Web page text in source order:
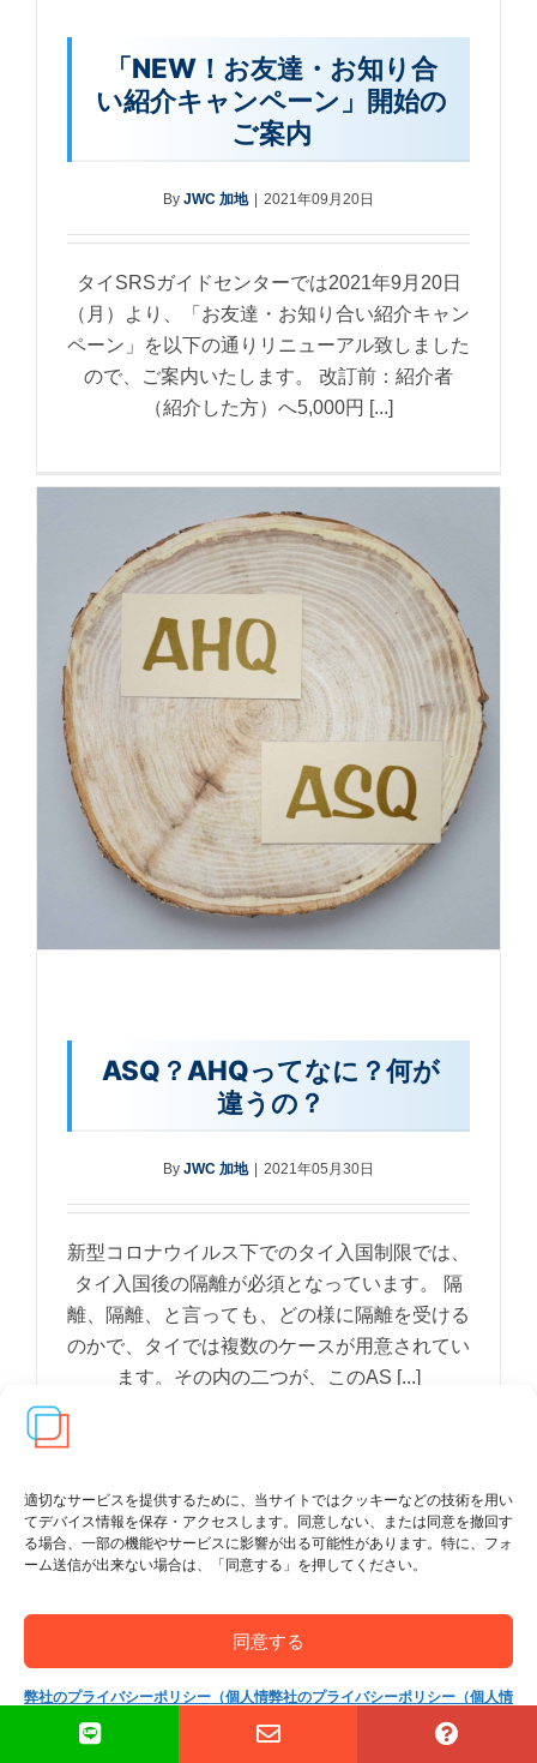
適切なサービスを提供するために、当サイトではクッキーなどの技術を用い
てデバイス情報を保存・アクセスします。同意しない、または同意を撤回す
る場合、一部の機能やサービスに影響が出る可能性があります。特に、フォ
ーム送信が出来ない場合は、「同意する」を押してください。
同意する
弊社のプライバシーポリシー（個人情
報保護方針）
弊社のプライバシーポリシー（個人情
報保護方針）
「NEW！お友達・お知り合
い紹介キャンペーン」開始の
ご案内
By JWC 加地 2021年09月20日
タイSRSガイドセンターでは2021年9月20日
（月）より、「お友達・お知り合い紹介キャン
ペーン」を以下の通りリニューアル致しました
ので、ご案内いたします。 改訂前：紹介者
（紹介した方）へ5,000円 [...]
ASQ？AHQってなに？何が
違うの？
By JWC 加地 2021年05月30日
新型コロナウイルス下でのタイ入国制限では、
タイ入国後の隔離が必須となっています。 隔
離、隔離、と言っても、どの様に隔離を受ける
のかで、タイでは複数のケースが用意されてい
ます。その内の二つが、このAS [...]